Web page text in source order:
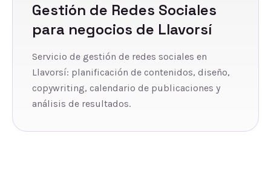
Gestión de Redes Sociales
para negocios de Llavorsí
Servicio de gestión de redes sociales en
Llavorsí: planificación de contenidos, diseño,
copywriting, calendario de publicaciones y
análisis de resultados.